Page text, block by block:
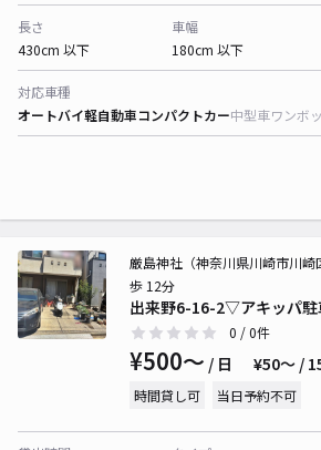
長さ
430cm 以下
車幅
180cm 以下
対応車種
オートバイ軽自動車コンパクトカー中型車ワンボ
出来野6-16-2▽アキッパ駐
厳島神社（神奈川県川崎市川崎
歩 12分
0 / 0件
¥500〜 / 日 ¥50〜 /
時間貸し可 当日予約不可